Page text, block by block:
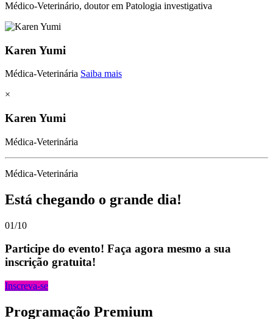
Médico-Veterinário, doutor em Patologia investigativa
Karen Yumi
Médica-Veterinária Saiba mais
×
Karen Yumi
Médica-Veterinária
Médica-Veterinária
Está chegando o grande dia!
01/10
Participe do evento! Faça agora mesmo a sua
inscrição gratuita!
Inscreva-se
Programação Premium